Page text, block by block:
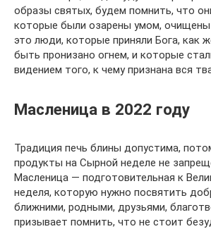
образы святых, будем помнить, что
которые были озарены умом,
это люди, которые приняли Бога, как
быть пронизано огнем, и которые
видением того, к чему признана вся
Масленица в 2022 году
Традиция печь блины допустима,
продукты на Сырной неделе не
Масленица — подготовительная к
неделя, которую нужно посвятить
ближними, родными, друзьями,
призывает помнить, что не стоит